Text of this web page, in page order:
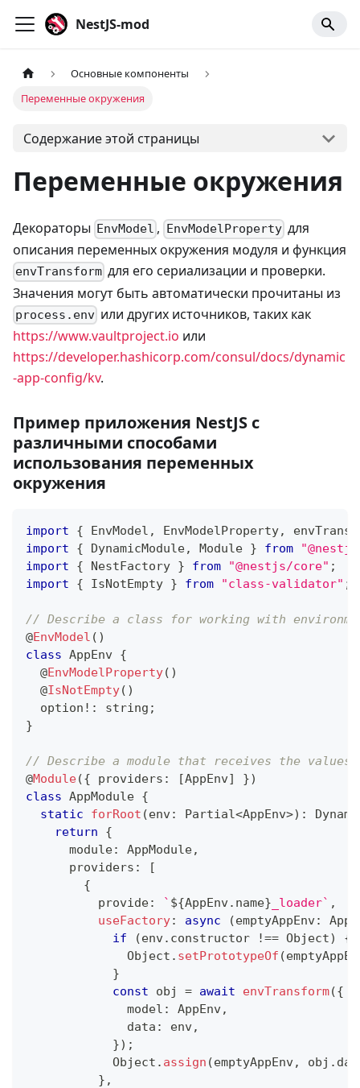
NestJS-mod
Основные компоненты
Переменные окружения
Содержание этой страницы
Переменные окружения
Декораторы EnvModel , EnvModelPropertyдля
описания переменных окружения модуля и функция
envTransform для его сериализации и проверки.
Значения могут быть автоматически прочитаны из
process.env или других источников, таких как
https://www.vaultproject.io или
https://developer.hashicorp.com/consul/docs/dynamic
-app-config/kv.
Пример приложения NestJS с
различными способами
использования переменных
окружения
import { EnvModel , EnvModelProperty,
import
{ DynamicModule, Module } from
import
{ NestFactory } from "@nestjs/core" ;
import
{ IsNotEmpty } from "class-validator" ;
// Describe a class for working with
@EnvModel ( )
class AppEnv {
@EnvModelProperty( )
@IsNotEmpty( )
  option
! : string ;
}
// Describe a module that receives the values
@Module({ providers : [AppEnv] })
class AppModule {
static
forRoot (env: Partial<AppEnv>) :
return
{
      module
: AppModule,
      providers
:
[
{
          provide
: ` ${AppEnv. name} _loader` ,
useFactory: async (emptyAppEnv:
if
(env. constructor !== Object)
{
              Object
. setPrototypeOf (
}
const obj = await envTransform({
              model
: AppEnv,
              data
: env,
}) ;
            Object
. assign (emptyAppEnv, obj .
} ,